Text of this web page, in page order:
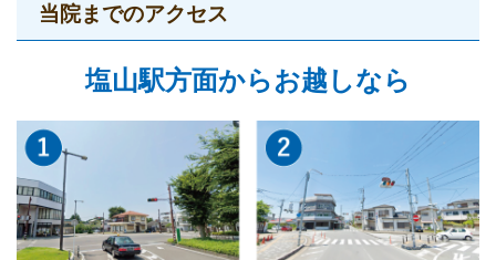
当院までのアクセス
塩山駅方面からお越しなら